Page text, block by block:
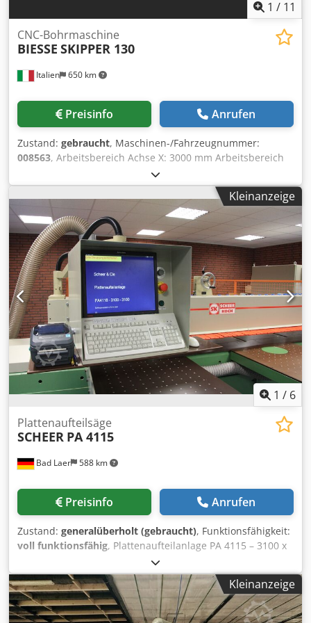
1 / 11
Italien 650 km
CNC-Bohrmaschine
BIESSE SKIPPER 130
Preisinfo Anrufen
Zustand: gebraucht, Maschinen-/Fahrzeugnummer:
008563, Arbeitsbereich Achse X: 3000 mm Arbeitsbereich
Achse Y: 1300 mm Chjdpfx Anozruxvokoa Anzahl
Bohrspindeln: 82
Kleinanzeige
1 / 6
Bad Laer 588 km
Plattenaufteilsäge
SCHEER PA 4115
Preisinfo Anrufen
Zustand: generalüberholt (gebraucht), Funktionsfähigkeit:
voll funktionsfähig, Plattenaufteilanlage PA 4115 – 3100 x
3100 DNC-AT Zustand: generalüberholt Garantie: 1 Jahr
Gewährleistung Technische Ausstattung: Winkelanschlag
links nach AGA 4383 Längsschnittsäge FM 16-3100:
Gehärtete Führungen Automatischer Vor- und Rücklauf
des Sägeaggregats Rücklauf mit automatischer Absenkung
Kleinanzeige